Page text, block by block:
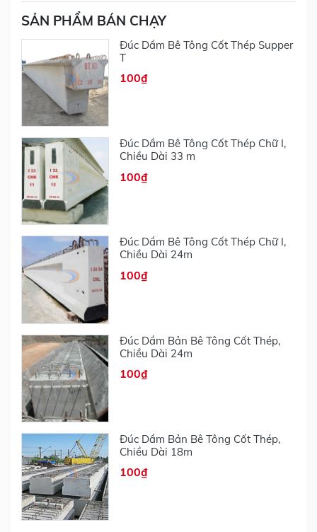
SẢN PHẨM BÁN CHẠY
Đúc Dầm Bê Tông Cốt Thép Supper
T
100₫
Đúc Dầm Bê Tông Cốt Thép Chữ I,
Chiều Dài 33 m
100₫
Đúc Dầm Bê Tông Cốt Thép Chữ I,
Chiều Dài 24m
100₫
Đúc Dầm Bản Bê Tông Cốt Thép,
Chiều Dài 24m
100₫
Đúc Dầm Bản Bê Tông Cốt Thép,
Chiều Dài 18m
100₫